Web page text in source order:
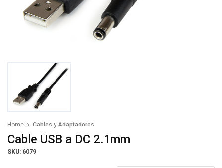
Home Cables y Adaptadores
Cable USB a DC 2.1mm
SKU: 6079